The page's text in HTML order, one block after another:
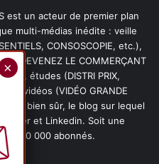
est un acteur de premier plan
multi-médias inédite : veille
CONSOSCOPIE, etc.),
DEVENEZ LE COMMERÇANT
etc.), études (DISTRI PRIX,
vidéos (VIDÉO GRANDE
et, bien sûr, le blog sur lequel
et Linkedin. Soit une
150 000 abonnés.